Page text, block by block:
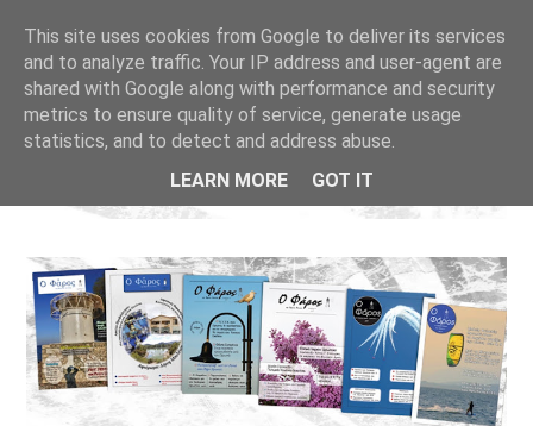
This site uses cookies from Google to deliver its services
and to analyze traffic. Your IP address and user-agent are
shared with Google along with performance and security
metrics to ensure quality of service, generate usage
statistics, and to detect and address abuse.
LEARN MORE
GOT IT